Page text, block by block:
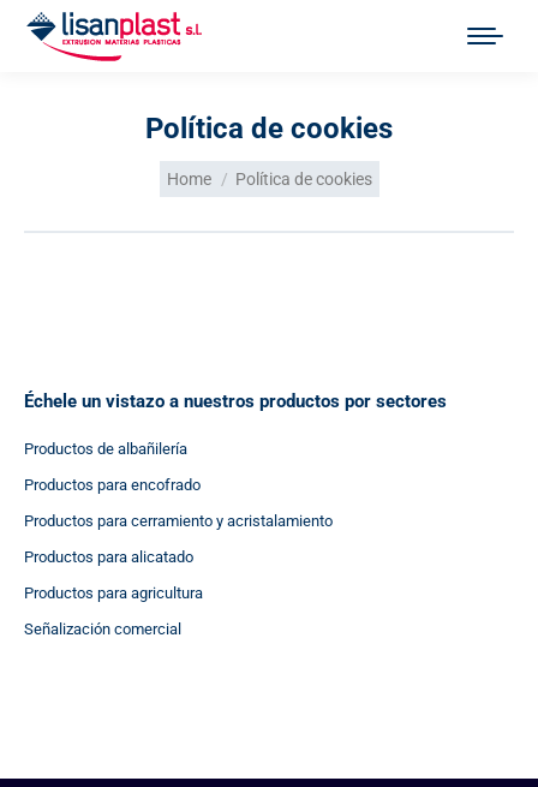
Política de cookies
You are here:
Home Política de cookies
Échele un vistazo a nuestros productos por sectores
Productos de albañilería
Productos para encofrado
Productos para cerramiento y acristalamiento
Productos para alicatado
Productos para agricultura
Señalización comercial